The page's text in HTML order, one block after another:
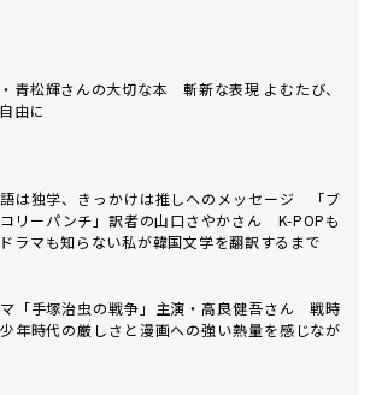
青松輝さんの大切な本 斬新な表現 よむたび、
由に
は独学、きっかけは推しへのメッセージ 「ブ
リーパンチ」訳者の山口さやかさん K-POPも
ラマも知らない私が韓国文学を翻訳するまで
マ「手塚治虫の戦争」主演・高良健吾さん 戦時
年時代の厳しさと漫画への強い熱量を感じなが